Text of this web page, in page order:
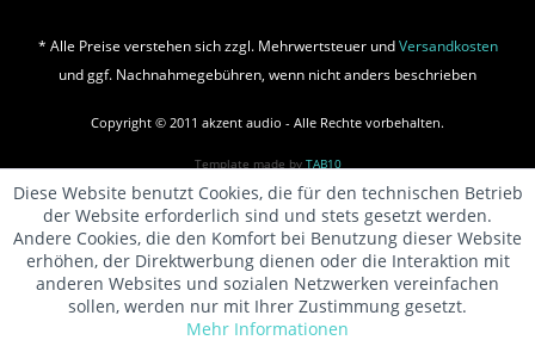
* Alle Preise verstehen sich zzgl. Mehrwertsteuer undVersandkosten
und ggf. Nachnahmegebühren, wenn nicht anders beschrieben
Copyright © 2011 akzent audio - Alle Rechte vorbehalten.
Template made by TAB10
Diese Website benutzt Cookies, die für den technischen Betrieb
der Website erforderlich sind und stets gesetzt werden.
Andere Cookies, die den Komfort bei Benutzung dieser Website
erhöhen, der Direktwerbung dienen oder die Interaktion mit
anderen Websites und sozialen Netzwerken vereinfachen
sollen, werden nur mit Ihrer Zustimmung gesetzt.
Mehr Informationen